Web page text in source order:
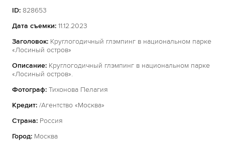
ID: 828653
Дата съемки: 11.12.2023
Заголовок: Круглогодичный глэмпинг в национальном парке
«Лосиный остров»
Описание: Круглогодичный глэмпинг в национальном парке
«Лосиный остров».
Фотограф: Тихонова Пелагия
Кредит: /Агентство «Москва»
Страна: Россия
Город: Москва